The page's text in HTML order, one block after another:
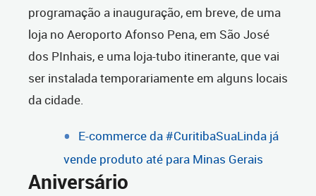
programação a inauguração, em breve, de uma
loja no Aeroporto Afonso Pena, em São José
dos PInhais, e uma loja-tubo itinerante, que vai
ser instalada temporariamente em alguns locais
da cidade.
E-commerce da #CuritibaSuaLinda já
vende produto até para Minas Gerais
Aniversário